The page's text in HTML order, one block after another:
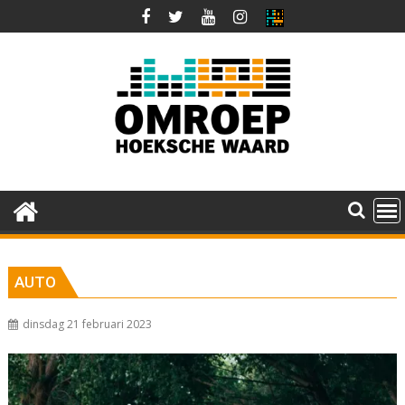
naar
AUTO
dinsdag 21 februari 2023